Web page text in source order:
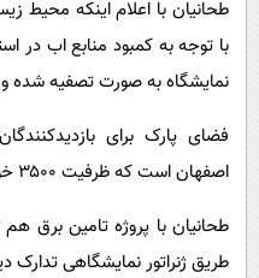
طحانیان با اعلام اینکه
با توجه به کمبود منابع اب در
نمایشگاه‌ به صورت تصفیه شده و
فضای پارک برای
اصفهان است که ظرفیت ۳۵۰۰ خودرو دارد و تماما مکانیزه است.